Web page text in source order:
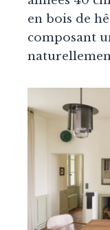
en bois de
composant